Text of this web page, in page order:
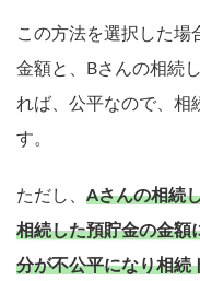
この方法を選択した場
金額と、Bさんの相続
れば、公平なので、相
す。
ただし、 Aさんの相続
相続した預貯金の金額
分が不公平になり相続